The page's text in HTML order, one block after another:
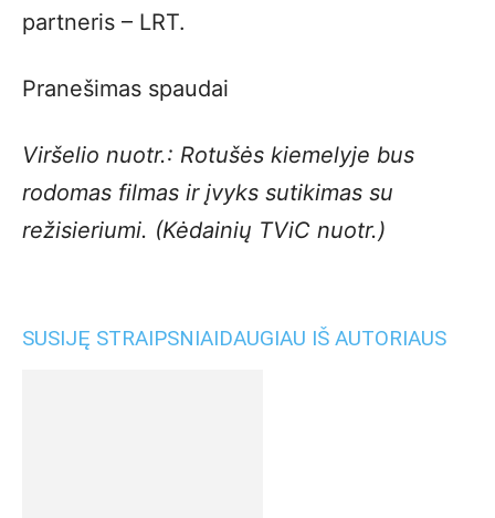
partneris – LRT.
Pranešimas spaudai
Viršelio nuotr.: Rotušės kiemelyje bus
rodomas filmas ir įvyks sutikimas su
režisieriumi. (Kėdainių TViC nuotr.)
SUSIJĘ STRAIPSNIAIDAUGIAU IŠ AUTORIAUS